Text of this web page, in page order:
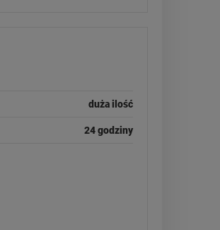
duża ilość
24 godziny